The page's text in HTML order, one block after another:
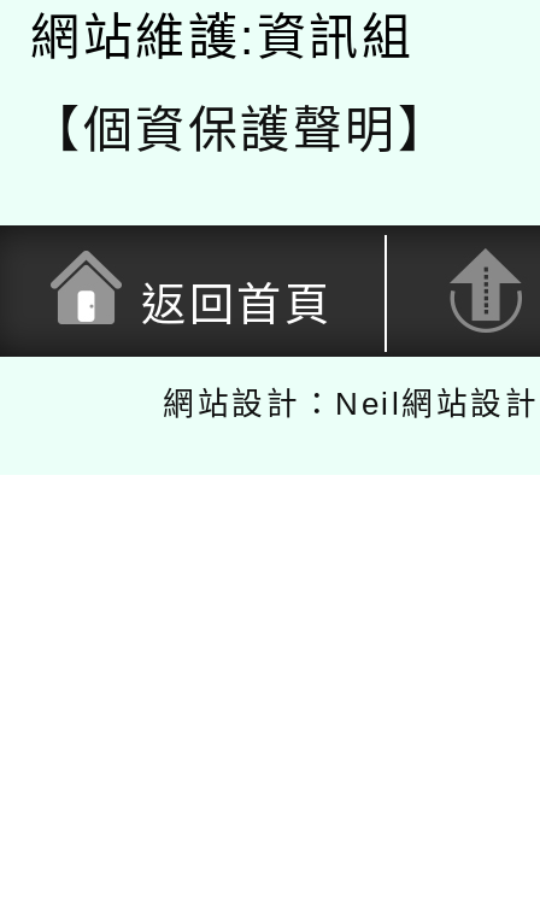
網站維護:資訊組
【個資保護聲明】
返回首頁
網站設計：Neil網站設